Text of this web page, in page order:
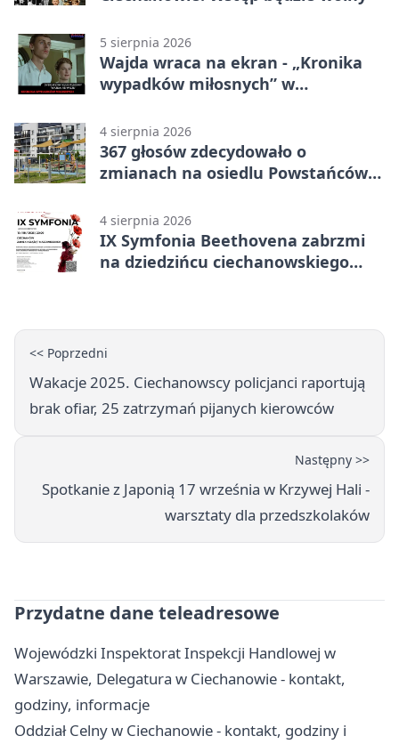
5 sierpnia 2026
Wajda wraca na ekran - „Kronika
wypadków miłosnych” w
4 sierpnia 2026
367 głosów zdecydowało o
zmianach na osiedlu Powstańców
4 sierpnia 2026
IX Symfonia Beethovena zabrzmi
na dziedzińcu ciechanowskiego
<< Poprzedni
Wakacje 2025. Ciechanowscy policjanci raportują
brak ofiar, 25 zatrzymań pijanych kierowców
Następny >>
Spotkanie z Japonią 17 września w Krzywej Hali -
warsztaty dla przedszkolaków
Przydatne dane teleadresowe
Wojewódzki Inspektorat Inspekcji Handlowej w
Warszawie, Delegatura w Ciechanowie - kontakt,
godziny, informacje
Oddział Celny w Ciechanowie - kontakt, godziny i